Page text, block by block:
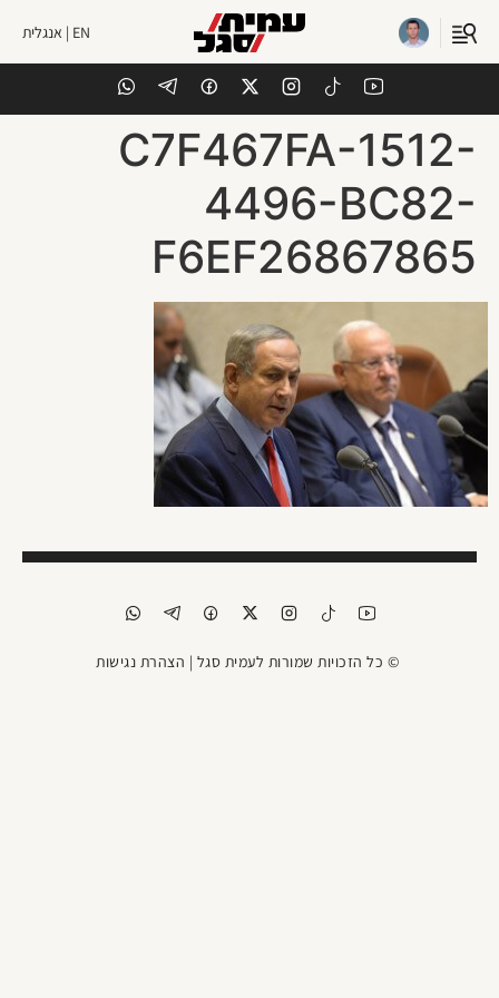
EN | אנגלית
C7F467FA-1512-
4496-BC82-
F6EF26867865
© כל הזכויות שמורות לעמית סגל | הצהרת נגישות